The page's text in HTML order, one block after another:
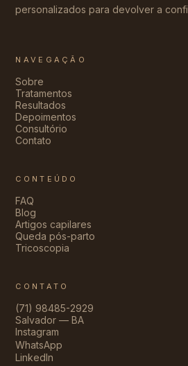
personalizados para devolver a
NAVEGAÇÃO
Sobre
Tratamentos
Resultados
Depoimentos
Consultório
Contato
CONTEÚDO
FAQ
Blog
Artigos capilares
Queda pós-parto
Tricoscopia
CONTATO
(71) 98485-2929
Salvador — BA
Instagram
WhatsApp
LinkedIn